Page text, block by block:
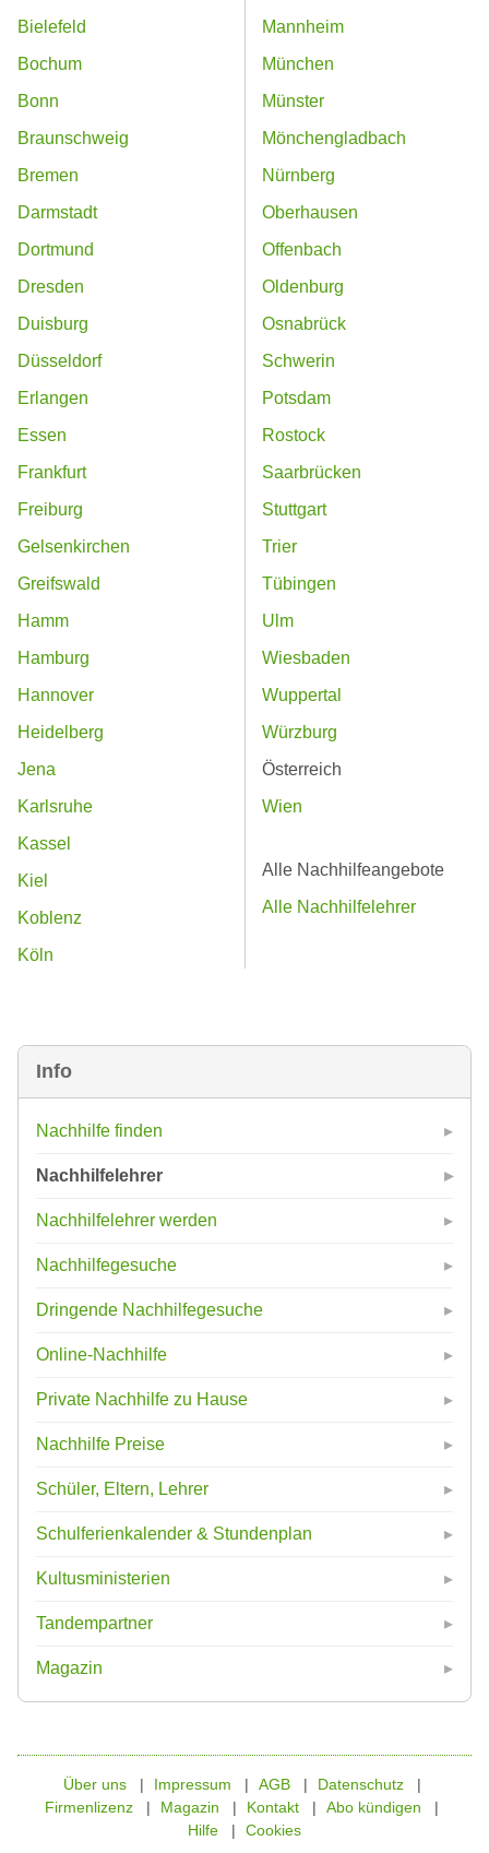
Info
Nachhilfe finden
Nachhilfelehrer
Nachhilfelehrer werden
Nachhilfegesuche
Dringende Nachhilfegesuche
Online-Nachhilfe
Private Nachhilfe zu Hause
Nachhilfe Preise
Schüler, Eltern, Lehrer
Schulferienkalender & Stundenplan
Kultusministerien
Tandempartner
Magazin
Bielefeld
Bochum
Bonn
Braunschweig
Bremen
Darmstadt
Dortmund
Dresden
Duisburg
Düsseldorf
Erlangen
Essen
Frankfurt
Freiburg
Gelsenkirchen
Greifswald
Hamm
Hamburg
Hannover
Heidelberg
Jena
Karlsruhe
Kassel
Kiel
Koblenz
Köln
Mannheim
München
Münster
Mönchengladbach
Nürnberg
Oberhausen
Offenbach
Oldenburg
Osnabrück
Schwerin
Potsdam
Rostock
Saarbrücken
Stuttgart
Trier
Tübingen
Ulm
Wiesbaden
Wuppertal
Würzburg
Österreich
Wien
Alle Nachhilfeangebote
Alle Nachhilfelehrer
Über uns Impressum AGB
Datenschutz
Firmenlizenz
Magazin Kontakt
Abo kündigen
Hilfe
Cookies